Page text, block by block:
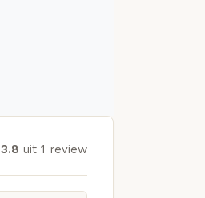
3.8 uit 1 review